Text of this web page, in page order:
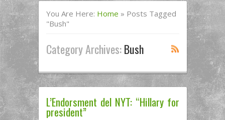
You Are Here: Home » Posts Tagged
"bush"
Category Archives:Bush
L’Endorsment del NYT: “Hillary for
president”